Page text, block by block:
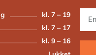
kl. 7 – 19
kl. 7 – 17
kl. 9 – 16